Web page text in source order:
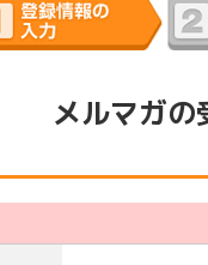
メルマガの